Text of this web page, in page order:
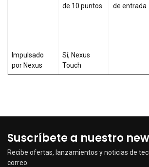
de 10 puntos
de entrada
Impulsado
por Nexus
Sí, Nexus
Touch
Suscríbete a nuestro
Recibe ofertas, lanzamientos y noticias de
correo.